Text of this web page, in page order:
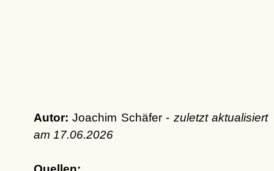
Autor: Joachim Schäfer - zuletzt aktualisiert
am 17.06.2026